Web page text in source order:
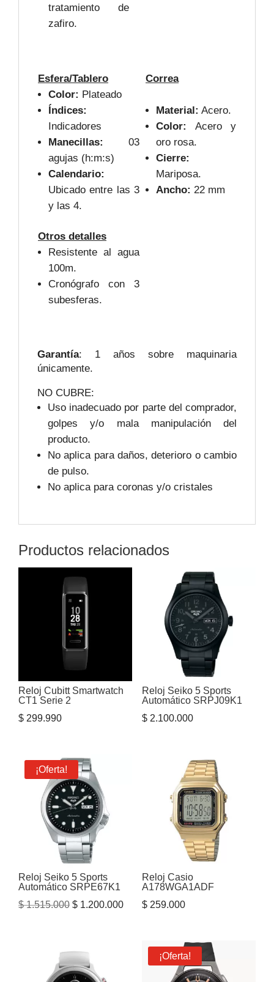
tratamiento de
zafiro.
Esfera/Tablero
Correa
Color: Plateado
Índices:
Indicadores
Manecillas:
03
agujas (h:m:s)
Calendario:
Ubicado entre las 3
y las 4.
Material: Acero.
Color:
Acero y
oro rosa.
Cierre:
Mariposa.
Ancho: 22 mm
Otros detalles
Resistente al agua
100m.
Cronógrafo con 3
subesferas.
Garantía: 1 años sobre maquinaria
únicamente.
NO CUBRE:
Uso inadecuado por parte del comprador,
golpes y/o mala manipulación del
producto.
No aplica para daños, deterioro o cambio
de pulso.
No aplica para coronas y/o cristales
Productos relacionados
Reloj Cubitt Smartwatch
CT1 Serie 2
$ 299.990
Reloj Seiko 5 Sports
Automático SRPJ09K1
$2.100.000
¡Oferta!
Reloj Seiko 5 Sports
Automático SRPE67K1
$1.515.000 El
era:
$ 1.515.000.
$ 1.200.000El
$ 1.200.000.
Reloj Casio
A178WGA1ADF
$259.000
¡Oferta!